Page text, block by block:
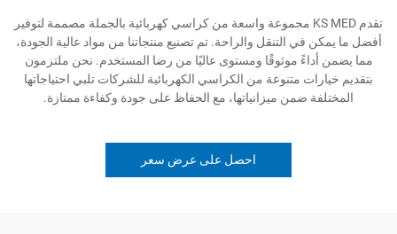
تقدم KS MED مجموعة واسعة من كراسي كهربائية بالجملة مصممة لتوفير
التنقل والراحة. تم تصنيع منتجاتنا من مواد عالية الجودة،
موثوقًا ومستوى عاليًا من رضا المستخدم. نحن ملتزمون
متنوعة من الكراسي الكهربائية للشركات تلبي احتياجاتها
ضمن ميزانياتها، مع الحفاظ على جودة وكفاءة ممتازة.
احصل على عرض سعر